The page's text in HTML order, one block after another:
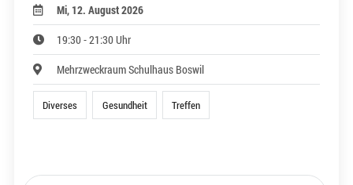
Mi, 12. August 2026
19:30 - 21:30 Uhr
Mehrzweckraum Schulhaus Boswil
Diverses Gesundheit Treffen